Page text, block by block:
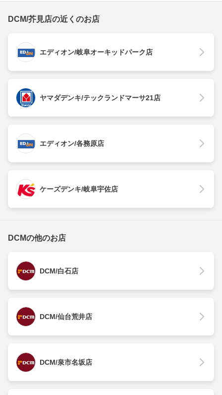
DCM/芥見店の近くのお店
エディオン/岐阜オーキッドパーク店
ヤマダデンキ/テックランドマーサ21店
エディオン/各務原店
ケーズデンキ/岐阜宇佐店
DCMの他のお店
DCM/白石店
DCM/仙台荒井店
DCM/泉市名坂店